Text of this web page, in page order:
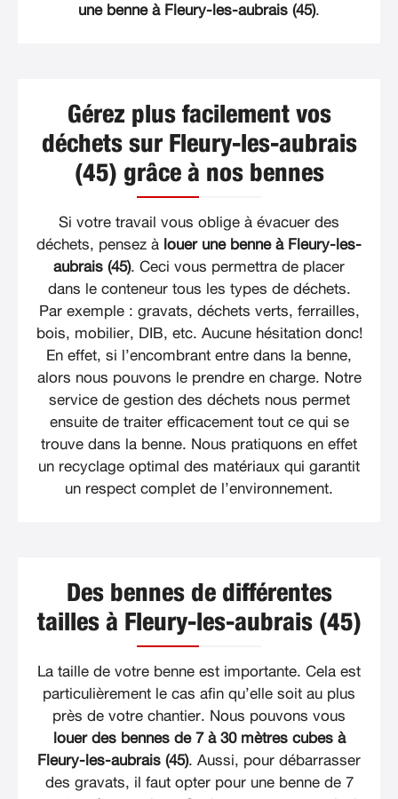
une benne à Fleury-les-aubrais (45).
Gérez plus facilement vos
déchets sur Fleury-les-aubrais
(45) grâce à nos bennes
Si votre travail vous oblige à évacuer des
déchets, pensez à louer une benne à Fleury-les-
aubrais (45). Ceci vous permettra de placer
dans le conteneur tous les types de déchets.
Par exemple : gravats, déchets verts, ferrailles,
bois, mobilier, DIB, etc. Aucune hésitation donc!
En effet, si l’encombrant entre dans la benne,
alors nous pouvons le prendre en charge. Notre
service de gestion des déchets nous permet
ensuite de traiter efficacement tout ce qui se
trouve dans la benne. Nous pratiquons en effet
un recyclage optimal des matériaux qui garantit
un respect complet de l’environnement.
Des bennes de différentes
tailles à Fleury-les-aubrais (45)
La taille de votre benne est importante. Cela est
particulièrement le cas afin qu’elle soit au plus
près de votre chantier. Nous pouvons vous
louer des bennes de 7 à 30 mètres cubes à
Fleury-les-aubrais (45). Aussi, pour débarrasser
des gravats, il faut opter pour une benne de 7